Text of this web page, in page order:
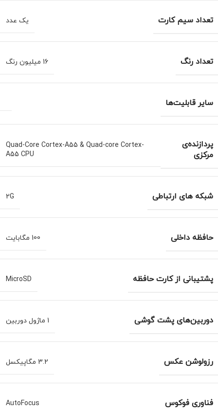
تعداد سیم کارت یک عدد
تعداد رنگ 16 میلیون رنگ
سایر قابلیت‌ها
پردازنده‌ی
مرکزی
Quad-Core Cortex-A55 & Quad-core Cortex-
A55 CPU
شبکه های ارتباطی 2G
حافظه داخلی 100 مگابایت
پشتیبانی از کارت حافظه MicroSD
دوربین‌های پشت گوشی 1 ماژول دوربین
رزولوشن عکس 3.2 مگاپیکسل
فناوری فوکوس AutoFocus